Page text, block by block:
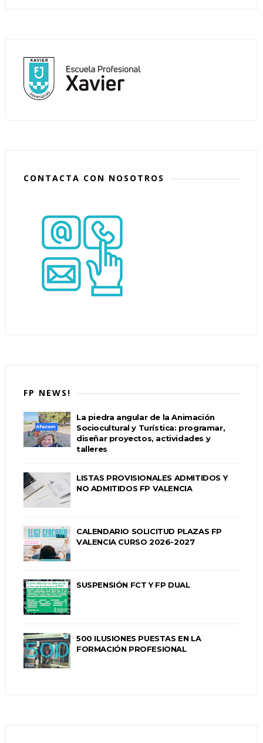
CONTACTA CON NOSOTROS
FP NEWS!
La piedra angular de la Animación
Sociocultural y Turística: programar,
diseñar proyectos, actividades y
talleres
LISTAS PROVISIONALES ADMITIDOS Y
NO ADMITIDOS FP VALENCIA
CALENDARIO SOLICITUD PLAZAS FP
VALENCIA CURSO 2026-2027
SUSPENSIÓN FCT Y FP DUAL
500 ILUSIONES PUESTAS EN LA
FORMACIÓN PROFESIONAL